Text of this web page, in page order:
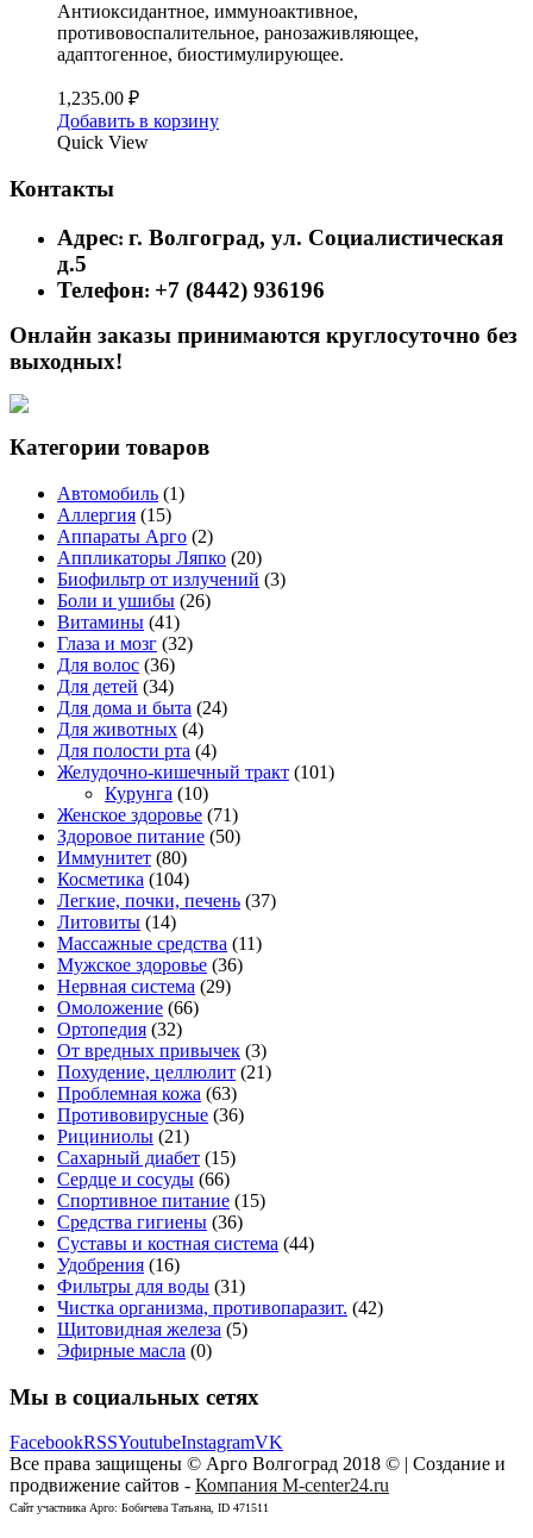
Антиоксидантное, иммуноактивное,
противовоспалительное, ранозаживляющее,
адаптогенное, биостимулирующее.
1,235.00 ₽
Добавить в корзину
Quick View
Контакты
Адрес: г. Волгоград, ул. Социалистическая
д.5
Телефон: +7 (8442) 936196
Онлайн заказы принимаются круглосуточно без
выходных!
Категории товаров
Автомобиль (1)
Аллергия (15)
Аппараты Арго (2)
Аппликаторы Ляпко (20)
Биофильтр от излучений (3)
Боли и ушибы (26)
Витамины (41)
Глаза и мозг (32)
Для волос (36)
Для детей (34)
Для дома и быта (24)
Для животных (4)
Для полости рта (4)
Желудочно-кишечный тракт (101)
Курунга (10)
Женское здоровье (71)
Здоровое питание (50)
Иммунитет (80)
Косметика (104)
Легкие, почки, печень (37)
Литовиты (14)
Массажные средства (11)
Мужское здоровье (36)
Нервная система (29)
Омоложение (66)
Ортопедия (32)
От вредных привычек (3)
Похудение, целлюлит (21)
Проблемная кожа (63)
Противовирусные (36)
Рициниолы (21)
Сахарный диабет (15)
Сердце и сосуды (66)
Спортивное питание (15)
Средства гигиены (36)
Суставы и костная система (44)
Удобрения (16)
Фильтры для воды (31)
Чистка организма, противопаразит. (42)
Щитовидная железа (5)
Эфирные масла (0)
Мы в социальных сетях
FacebookRSSYoutubeInstagramVK
Все права защищены © Арго Волгоград 2018 © | Создание и
продвижение сайтов - Компания M-center24.ru
Сайт участника Арго: Бобичева Татьяна, ID 471511